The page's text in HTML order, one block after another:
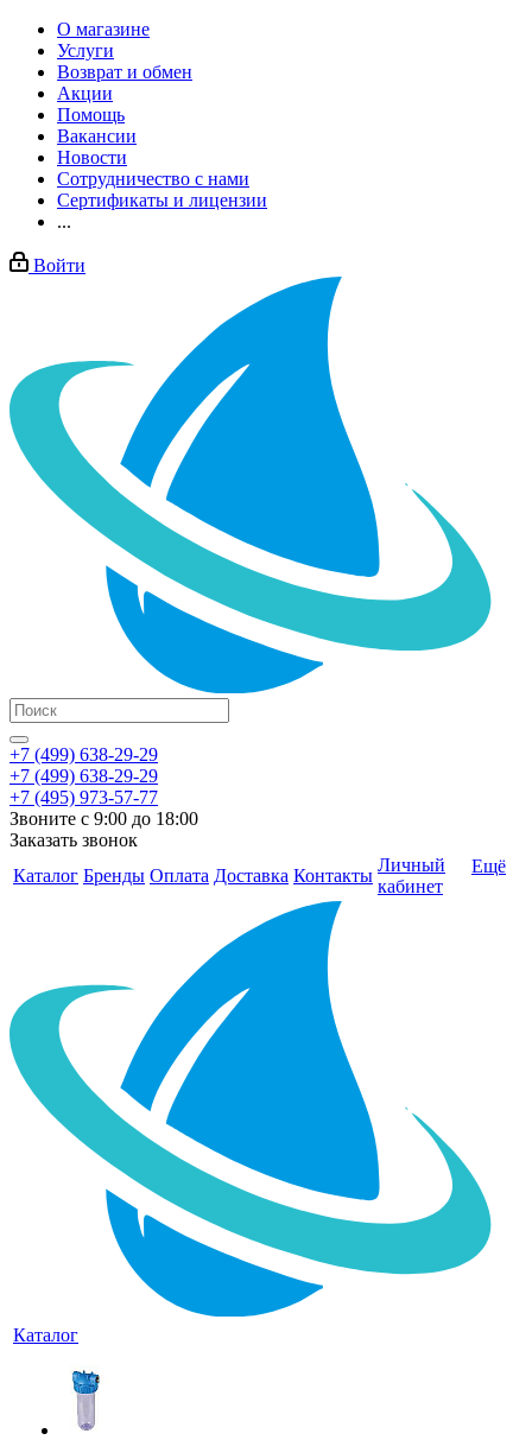
О магазине
Услуги
Возврат и обмен
Акции
Помощь
Вакансии
Новости
Сотрудничество с нами
Сертификаты и лицензии
...
Войти
+7 (499) 638-29-29
+7 (499) 638-29-29
+7 (495) 973-57-77
Звоните с 9:00 до 18:00
Заказать звонок
Каталог Бренды Оплата Доставка Контакты
Личный
кабинет
Ещё
Каталог